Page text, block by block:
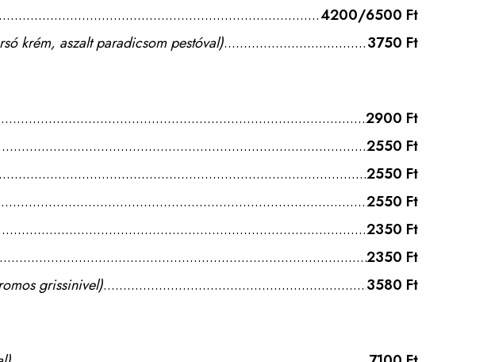
4200/6500 Ft
krém, aszalt paradicsom pestóval) 3750 Ft
2900 Ft
2550 Ft
2550 Ft
2550 Ft
2350 Ft
2350 Ft
grissinivel) 3580 Ft